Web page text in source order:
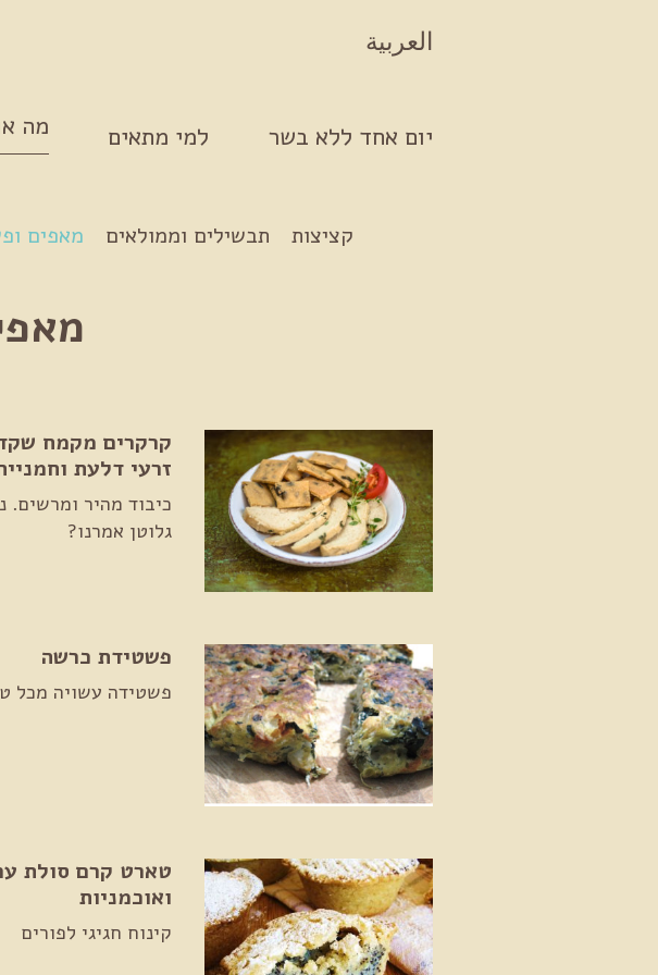
العربية
יום אחד ללא בשר למי מתאים מה
קציצות תבשילים וממולאים מאפים
קרקרים מקמח
זרעי דלעת
כיבוד מהיר ומרשים.
גלוטן אמרנו?
פשטידת כרשה
פשטידה עשויה מכל
טארט קרם סולת
ואוכמניות
קינוח חגיגי לפורים